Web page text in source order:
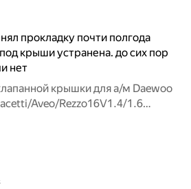
прокладку почти полгода
крыши устранена. до сих пор
нет
крышки для а/м Daewoo
Aveo/Rezzo16V1.4/1.6